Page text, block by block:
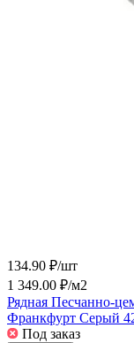
134.90 ₽/шт
1 349.00 ₽/м2
Рядная Песчанно-
Франкфурт Серый
Под заказ